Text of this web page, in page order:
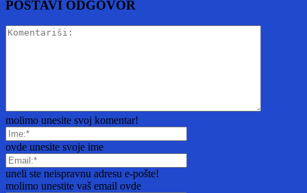
POSTAVI ODGOVOR
molimo unesite svoj komentar!
ovde unesite svoje ime
uneli ste neispravnu adresu e-pošte!
molimo unestite vaš email ovde